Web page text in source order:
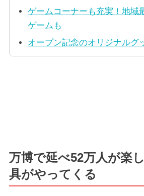
ゲームコーナーも充実！地域
ゲームも
オープン記念のオリジナルグ
万博で延べ52万人が楽
具がやってくる